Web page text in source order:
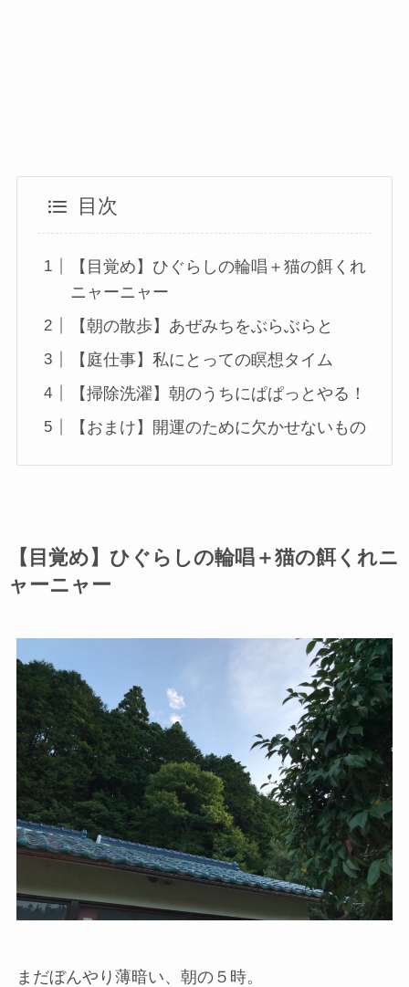
目次
【目覚め】ひぐらしの輪唱＋猫の餌くれ
ニャーニャー
【朝の散歩】あぜみちをぶらぶらと
【庭仕事】私にとっての瞑想タイム
【掃除洗濯】朝のうちにぱぱっとやる！
【おまけ】開運のために欠かせないもの
【目覚め】ひぐらしの輪唱＋猫の餌くれニ
ャーニャー
まだぼんやり薄暗い、朝の５時。